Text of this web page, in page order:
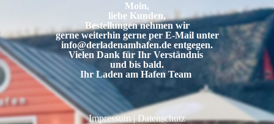
Moin,
liebe Kunden,
Bestellungen nehmen wir
gerne weiterhin gerne per E-Mail unter
info@derladenamhafen.de entgegen.
Vielen Dank für Ihr Verständnis
und bis bald.
Ihr Laden am Hafen Team
Impressum | Datenschutz